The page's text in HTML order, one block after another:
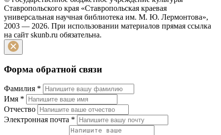
Ставропольского края «Ставропольская краевая
универсальная научная библиотека им. М. Ю. Лермонтова»,
2003 — 2026. При использовании материалов прямая ссылка
на сайт skunb.ru обязательна.
Форма обратной связи
Фамилия *
Имя *
Отчество
Электронная почта *